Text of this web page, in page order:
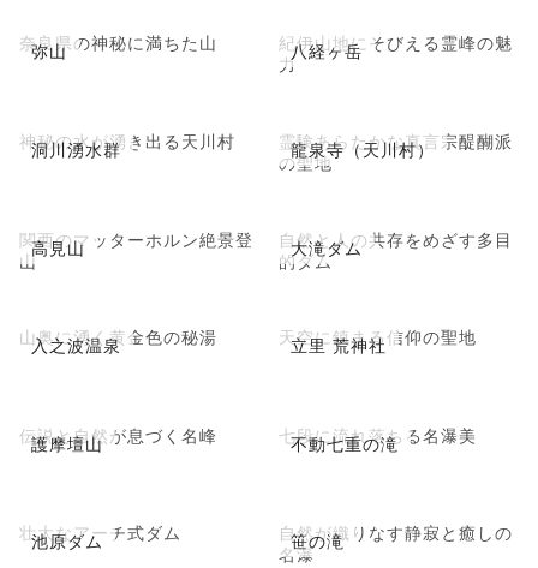
弥山
奈良県の神秘に満ちた山 八経ヶ岳
紀伊山地にそびえる霊峰の魅
力
洞川湧水群
神秘の水が湧き出る天川村 龍泉寺（天川村）
霊験あらたかな真言宗醍醐派
の聖地
高見山
関西のマッターホルン絶景登
山
大滝ダム
自然と人の共存をめざす多目
的ダム
入之波温泉
山奥に湧く黄金色の秘湯 立里 荒神社
天空に鎮まる信仰の聖地
護摩壇山
伝説と自然が息づく名峰 不動七重の滝
七段に流れ落ちる名瀑美
池原ダム
壮大なアーチ式ダム 笹の滝
自然が織りなす静寂と癒しの
名瀑